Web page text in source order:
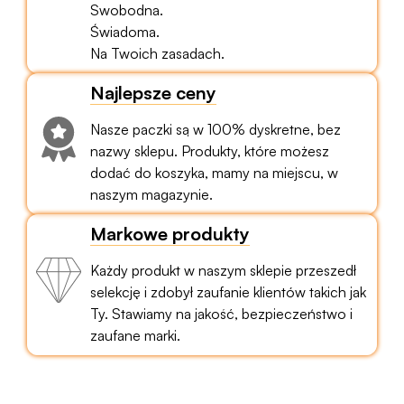
Swobodna.
Świadoma.
Na Twoich zasadach.
Najlepsze ceny
Nasze paczki są w 100% dyskretne, bez
nazwy sklepu. Produkty, które możesz
dodać do koszyka, mamy na miejscu, w
naszym magazynie.
Markowe produkty
Każdy produkt w naszym sklepie przeszedł
selekcję i zdobył zaufanie klientów takich jak
Ty. Stawiamy na jakość, bezpieczeństwo i
zaufane marki.